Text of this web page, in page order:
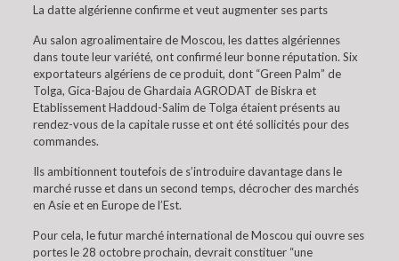
La datte algérienne confirme et veut augmenter ses parts
Au salon agroalimentaire de Moscou, les dattes algériennes
dans toute leur variété, ont confirmé leur bonne réputation. Six
exportateurs algériens de ce produit, dont “Green Palm” de
Tolga, Gica-Bajou de Ghardaia AGRODAT de Biskra et
Etablissement Haddoud-Salim de Tolga étaient présents au
rendez-vous de la capitale russe et ont été sollicités pour des
commandes.
Ils ambitionnent toutefois de s’introduire davantage dans le
marché russe et dans un second temps, décrocher des marchés
en Asie et en Europe de l’Est.
Pour cela, le futur marché international de Moscou qui ouvre ses
portes le 28 octobre prochain, devrait constituer “une